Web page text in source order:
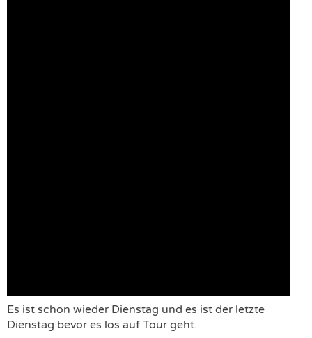
Es ist schon wieder Dienstag und es ist der letzte
Dienstag bevor es los auf Tour geht.